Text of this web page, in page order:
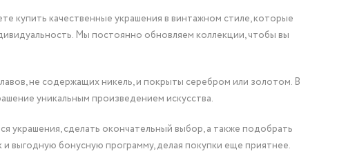
купить качественные украшения в винтажном стиле, которые
Мы постоянно обновляем коллекции, чтобы вы
не содержащих никель, и покрыты серебром или золотом. В
уникальным произведением искусства.
украшения, сделать окончательный выбор, а также подобрать
выгодную бонусную программу, делая покупки еще приятнее.